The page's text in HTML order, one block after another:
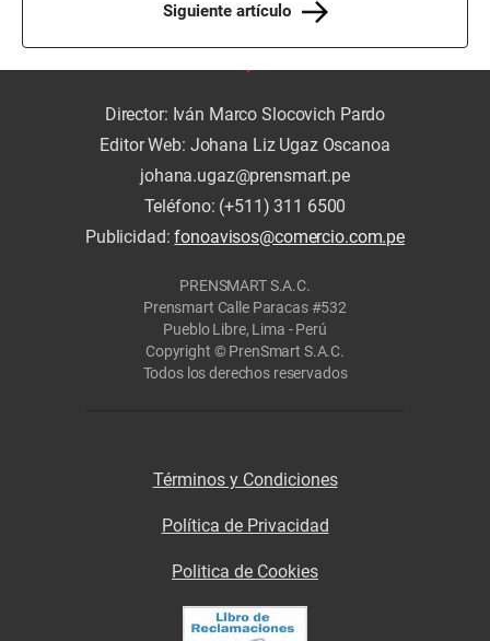
Siguiente artículo
Director: Iván Marco Slocovich Pardo
Editor Web: Johana Liz Ugaz Oscanoa
johana.ugaz@prensmart.pe
Teléfono: (+511) 311 6500
Publicidad:fonoavisos@comercio.com.pe
PRENSMART S.A.C.
Prensmart Calle Paracas #532
Pueblo Libre, Lima - Perú
Copyright © PrenSmart S.A.C.
Todos los derechos reservados
Términos y Condiciones
Política de Privacidad
Politica de Cookies